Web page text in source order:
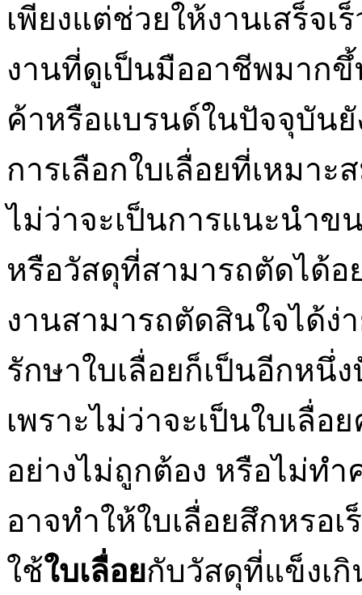
เพียงแต่ช่วยให้งานเสร็จ
งานที่ดูเป็นมืออาชีพมาก
ค้าหรือแบรนด์ในปัจจุบันยั
การเลือกใบเลื่อยที่เหมา
ไม่ว่าจะเป็นการแนะนำ
หรือวัสดุที่สามารถตัดได้
งานสามารถตัดสินใจได้
รักษาใบเลื่อยก็เป็นอีกหนึ่
เพราะไม่ว่าจะเป็นใบเลื่
อย่างไม่ถูกต้อง หรือไม่ท
อาจทำให้ใบเลื่อยสึกหรอ
ใช้ใบเลื่อยกับวัสดุที่แข็งเ